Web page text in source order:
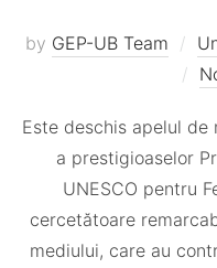
by GEP-UB Team
Este deschis apelul
a prestigioaselor
UNESCO pentru
cercetătoare
mediului, care au